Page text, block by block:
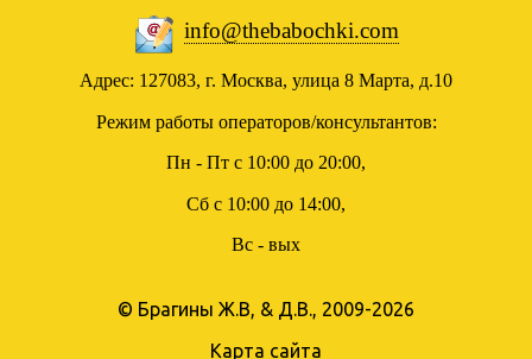
info@thebabochki.com
Адрес: 127083, г. Москва, улица 8 Марта, д.10
Режим работы операторов/консультантов:
Пн - Пт с 10:00 до 20:00,
Сб с 10:00 до 14:00,
Вс - вых
© Брагины Ж.В, & Д.В., 2009-2026
Карта сайта